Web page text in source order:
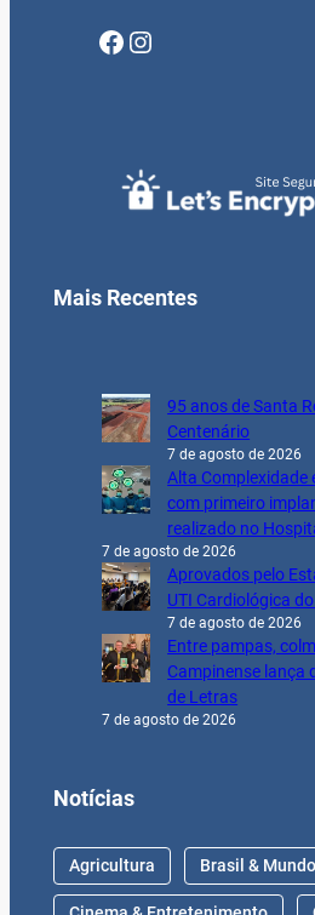
Facebook Instagram
Mais Recentes
95 anos de Santa
Centenário
7 de agosto de 2026
Alta Complexidade
com primeiro
realizado no
7 de agosto de 2026
Aprovados pelo
UTI Cardiológica
7 de agosto de 2026
Entre pampas,
Campinense lança
de Letras
7 de agosto de 2026
Notícias
Agricultura Brasil & Mundo